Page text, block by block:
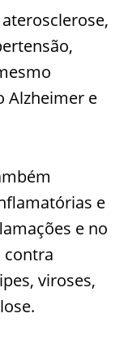
Alzheimer e
e
e no
viroses,